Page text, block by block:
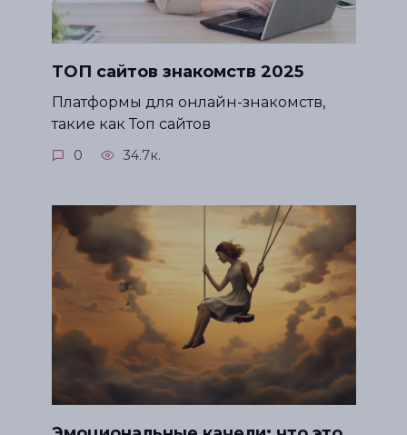
ТОП сайтов знакомств 2025
Платформы для онлайн-знакомств,
такие как Топ сайтов
0 34.7к.